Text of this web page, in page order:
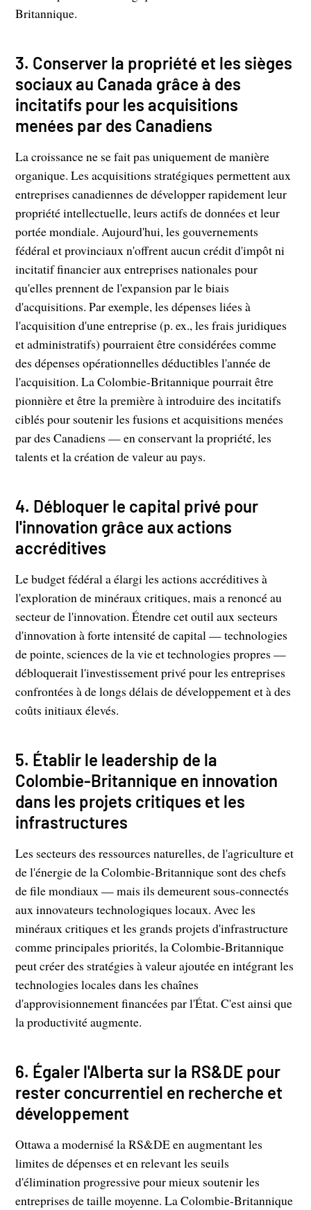
Britannique.
3. Conserver la propriété et les sièges
sociaux au Canada grâce à des
incitatifs pour les acquisitions
menées par des Canadiens
La croissance ne se fait pas uniquement de manière
organique. Les acquisitions stratégiques permettent aux
entreprises canadiennes de développer rapidement leur
propriété intellectuelle, leurs actifs de données et leur
portée mondiale. Aujourd'hui, les gouvernements
fédéral et provinciaux n'offrent aucun crédit d'impôt ni
incitatif financier aux entreprises nationales pour
qu'elles prennent de l'expansion par le biais
d'acquisitions. Par exemple, les dépenses liées à
l'acquisition d'une entreprise (p. ex., les frais juridiques
et administratifs) pourraient être considérées comme
des dépenses opérationnelles déductibles l'année de
l'acquisition. La Colombie-Britannique pourrait être
pionnière et être la première à introduire des incitatifs
ciblés pour soutenir les fusions et acquisitions menées
par des Canadiens — en conservant la propriété, les
talents et la création de valeur au pays.
4. Débloquer le capital privé pour
l'innovation grâce aux actions
accréditives
Le budget fédéral a élargi les actions accréditives à
l'exploration de minéraux critiques, mais a renoncé au
secteur de l'innovation. Étendre cet outil aux secteurs
d'innovation à forte intensité de capital — technologies
de pointe, sciences de la vie et technologies propres —
débloquerait l'investissement privé pour les entreprises
confrontées à de longs délais de développement et à des
coûts initiaux élevés.
5. Établir le leadership de la
Colombie-Britannique en innovation
dans les projets critiques et les
infrastructures
Les secteurs des ressources naturelles, de l'agriculture et
de l'énergie de la Colombie-Britannique sont des chefs
de file mondiaux — mais ils demeurent sous-connectés
aux innovateurs technologiques locaux. Avec les
minéraux critiques et les grands projets d'infrastructure
comme principales priorités, la Colombie-Britannique
peut créer des stratégies à valeur ajoutée en intégrant les
technologies locales dans les chaînes
d'approvisionnement financées par l'État. C'est ainsi que
la productivité augmente.
6. Égaler l'Alberta sur la RS&DE pour
rester concurrentiel en recherche et
développement
Ottawa a modernisé la RS&DE en augmentant les
limites de dépenses et en relevant les seuils
d'élimination progressive pour mieux soutenir les
entreprises de taille moyenne. La Colombie-Britannique